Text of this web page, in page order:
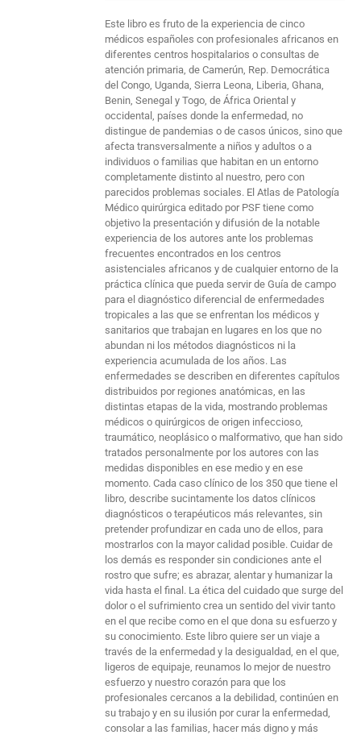
Este libro es fruto de la experiencia de cinco
médicos españoles con profesionales africanos en
diferentes centros hospitalarios o consultas de
atención primaria, de Camerún, Rep. Democrática
del Congo, Uganda, Sierra Leona, Liberia, Ghana,
Benin, Senegal y Togo, de África Oriental y
occidental, países donde la enfermedad, no
distingue de pandemias o de casos únicos, sino que
afecta transversalmente a niños y adultos o a
individuos o familias que habitan en un entorno
completamente distinto al nuestro, pero con
parecidos problemas sociales. El Atlas de Patología
Médico quirúrgica editado por PSF tiene como
objetivo la presentación y difusión de la notable
experiencia de los autores ante los problemas
frecuentes encontrados en los centros
asistenciales africanos y de cualquier entorno de la
práctica clínica que pueda servir de Guía de campo
para el diagnóstico diferencial de enfermedades
tropicales a las que se enfrentan los médicos y
sanitarios que trabajan en lugares en los que no
abundan ni los métodos diagnósticos ni la
experiencia acumulada de los años. Las
enfermedades se describen en diferentes capítulos
distribuidos por regiones anatómicas, en las
distintas etapas de la vida, mostrando problemas
médicos o quirúrgicos de origen infeccioso,
traumático, neoplásico o malformativo, que han sido
tratados personalmente por los autores con las
medidas disponibles en ese medio y en ese
momento. Cada caso clínico de los 350 que tiene el
libro, describe sucintamente los datos clínicos
diagnósticos o terapéuticos más relevantes, sin
pretender profundizar en cada uno de ellos, para
mostrarlos con la mayor calidad posible. Cuidar de
los demás es responder sin condiciones ante el
rostro que sufre; es abrazar, alentar y humanizar la
vida hasta el final. La ética del cuidado que surge del
dolor o el sufrimiento crea un sentido del vivir tanto
en el que recibe como en el que dona su esfuerzo y
su conocimiento. Este libro quiere ser un viaje a
través de la enfermedad y la desigualdad, en el que,
ligeros de equipaje, reunamos lo mejor de nuestro
esfuerzo y nuestro corazón para que los
profesionales cercanos a la debilidad, continúen en
su trabajo y en su ilusión por curar la enfermedad,
consolar a las familias, hacer más digno y más